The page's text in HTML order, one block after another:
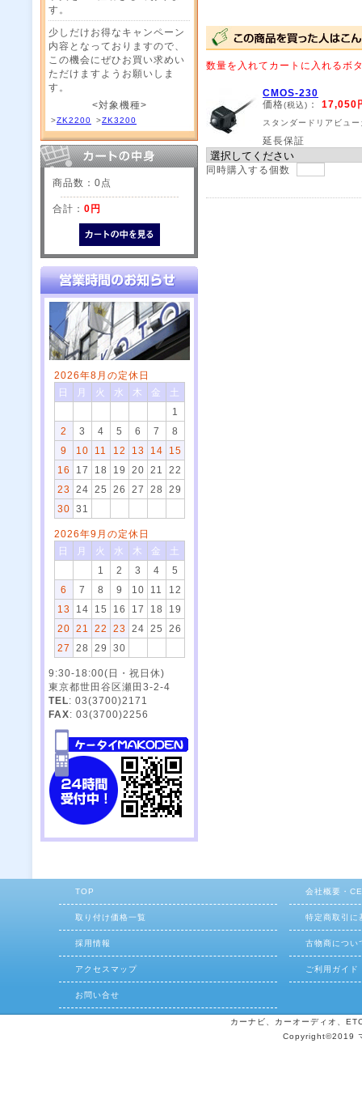
す。
少しだけお得なキャンペーン
内容となっておりますので、
この機会にぜひお買い求めい
ただけますようお願いしま
す。
<対象機種>
>ZK2200 >ZK3200
商品数：0点
合計： 0円
2026年8月の定休日
日
月 火 水 木 金
土
1
2
3 4 5 6 7
8
9
10 11 12 13 14
15
16
17 18 19 20 21
22
23
24 25 26 27 28
29
30
31
2026年9月の定休日
日
月 火 水 木 金
土
1
2 3 4
5
6
7 8 9 10 11
12
13
14 15 16 17 18
19
20
21 22 23 24 25
26
27
28 29 30
9:30-18:00(日・祝日休)
東京都世田谷区瀬田3-2-4
TEL: 03(3700)2171
FAX: 03(3700)2256
数量を入れてカートに入れるボ
CMOS-230
価格(税込) ： 17,050
スタンダードリアビュ
延長保証
同時購入する個数
TOP 会社概要・
取り付け価格一覧 特定商取引に
採用情報 古物商につい
アクセスマップ ご利用ガイド
お問い合せ
カーナビ、カーオーディオ、
Copyright©2019